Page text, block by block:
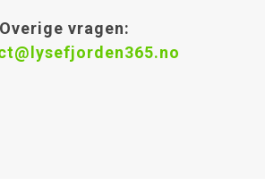
Overige vragen: